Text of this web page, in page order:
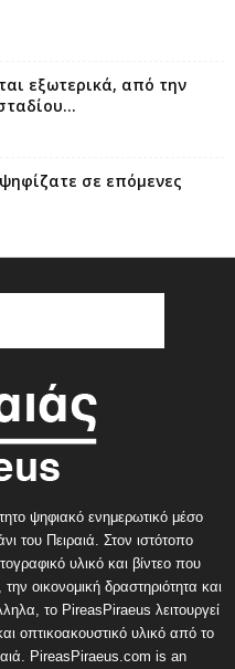
εξωτερικά, από την
σε επόμενες
ψηφιακό ενημερωτικό μέσο
του Πειραιά. Στον ιστότοπο
υλικό και βίντεο που
την οικονομική δραστηριότητα και
το PireasPiraeus λειτουργεί
οπτικοακουστικό υλικό από το
PireasPiraeus.com is an